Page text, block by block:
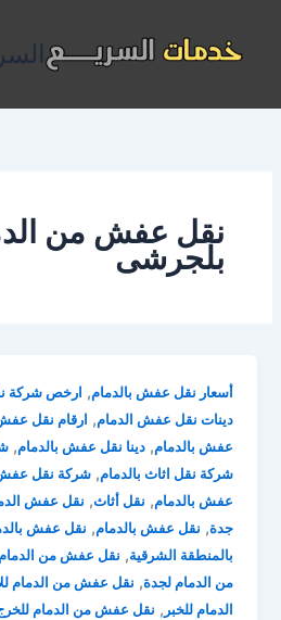
المحتوى
نقل عفش من
بلجرشى
أسعار نقل عفش بالدمام, ارخص شركة
دينات نقل عفش الدمام, ارقام نقل
عفش بالدمام,دينا نقل عفش بالدمام,
شركة نقل اثاث بالدمام,شركة نقل عفش
عفش بالدمام, نقل أثاث, نقل عفش
جدة, نقل عفش بالدمام, نقل عفش
بالمنطقة الشرقية, نقل عفش من
من الدمام لجدة, نقل عفش من الدمام
الدمام للخبر , نقل عفش من الدمام